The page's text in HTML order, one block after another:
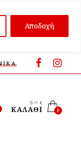
Αποδοχή
0 ,00 €
ΚΑΛΆΘΙ 0